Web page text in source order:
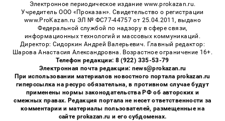
Электронное периодическое издание www.prokazan.ru.
Учредитель ООО «Проказан». Cвидетельство о регистрации
www.ProKazan.ru ЭЛ № ФС77-44757 от 25.04.2011, выдано
Федеральной службой по надзору в сфере связи,
информационных технологий и массовых коммуникаций.
Директор: Сидоркин Андрей Валерьевич. Главный редактор:
Шарова Анастасия Александровна. Возрастное ограничение 16+.
Телефон редакции: 8 (922) 335-53-79
Электронная почта редакции: news@prokazan.ru
При использовании материалов новостного портала prokazan.ru
гиперссылка на ресурс обязательна, в противном случае будут
применены нормы законодательства РФ об авторских и
смежных правах. Редакция портала не несет ответственности за
комментарии и материалы пользователей, размещенные на
сайте prokazan.ru и его субдоменах.